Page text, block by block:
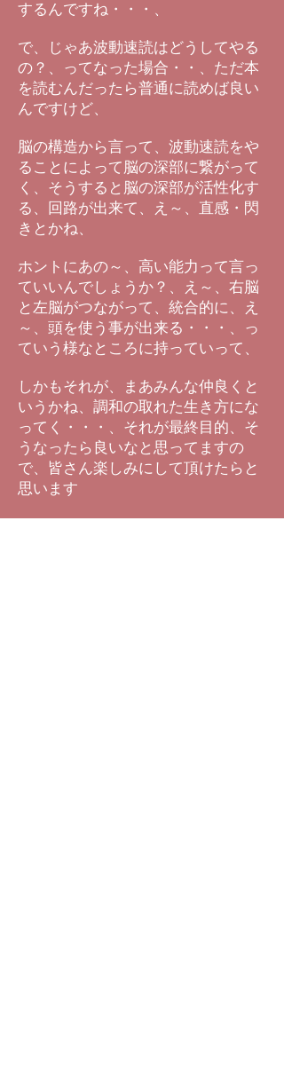
するんですね・・・、
で、じゃあ波動速読はどうしてやる
の？、ってなった場合・・、ただ本
を読むんだったら普通に読めば良い
んですけど、
脳の構造から言って、波動速読をや
ることによって脳の深部に繋がって
く、そうすると脳の深部が活性化す
る、回路が出来て、え～、直感・閃
きとかね、
ホントにあの～、高い能力って言っ
ていいんでしょうか？、え～、右脳
と左脳がつながって、統合的に、え
～、頭を使う事が出来る・・・、っ
ていう様なところに持っていって、
しかもそれが、まあみんな仲良くと
いうかね、調和の取れた生き方にな
ってく・・・、それが最終目的、そ
うなったら良いなと思ってますの
で、皆さん楽しみにして頂けたらと
思います